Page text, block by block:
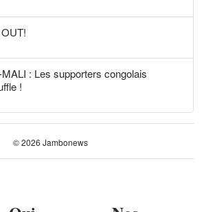
: Les supporters congolais
!
© 2026 Jambonews